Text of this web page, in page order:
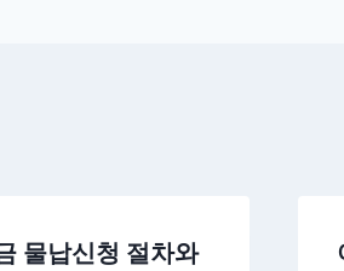
물납신청 절차와